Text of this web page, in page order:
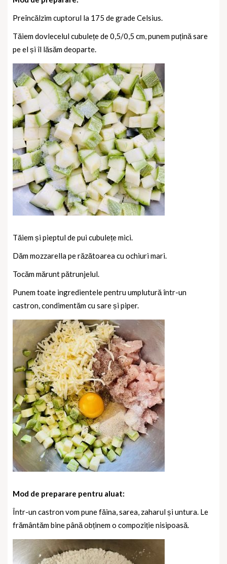
Preîncălzim cuptorul la 175 de grade Celsius.
Tăiem dovlecelul cubulețe de 0,5/0,5 cm, punem puțină sare
pe el și îl lăsăm deoparte.
Tăiem și pieptul de pui cubulețe mici.
Dăm mozzarella pe răzătoarea cu ochiuri mari.
Tocăm mărunt pătrunjelul.
Punem toate ingredientele pentru umplutură într-un
castron, condimentăm cu sare și piper.
Mod de preparare pentru aluat:
Într-un castron vom pune făina, sarea, zaharul și untura. Le
frământăm bine până obținem o compoziție nisipoasă.